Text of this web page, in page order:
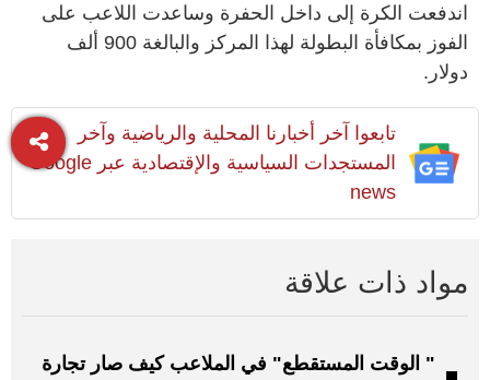
اندفعت الكرة إلى داخل الحفرة وساعدت اللاعب على
الفوز بمكافأة البطولة لهذا المركز والبالغة 900 ألف
دولار.
تابعوا آخر أخبارنا المحلية والرياضية وآخر
المستجدات السياسية والإقتصادية عبر Google
news
مواد ذات علاقة
" الوقت المستقطع" في الملاعب كيف صار تجارة